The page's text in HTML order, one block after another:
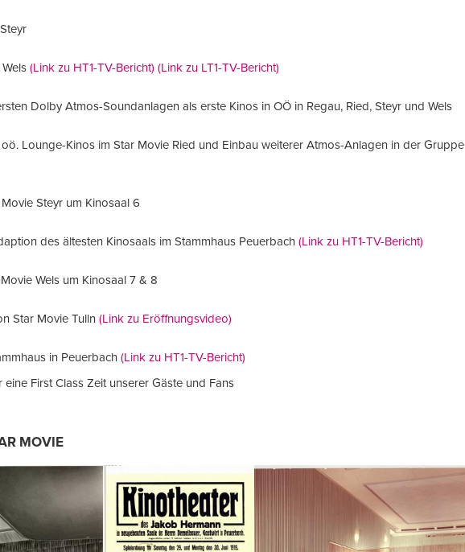
(Link zu HT1-TV-Bericht) (Link zu LT1-TV-Bericht)
Dolby Atmos-Soundanlagen als erste Kinos in OÖ in Regau, Ried, Steyr und Wels
Lounge-Kinos im Star Movie Ried und Einbau weiterer Atmos-Anlagen in der Gruppe
Steyr um Kinosaal 6
des ältesten Kinosaals im Stammhaus Peuerbach(Link zu HT1-TV-Bericht)
Wels um Kinosaal 7 & 8
Star Movie Tulln(Link zu Eröffnungsvideo)
in Peuerbach(Link zu HT1-TV-Bericht)
eine First Class Zeit unserer Gäste und Fans
MOVIE